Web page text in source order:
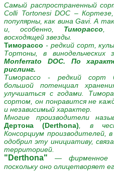
Самый распространенный
Colli Tortonesi DOC –
популярны, как вина Gavi. А
и, особенно, Тиморассо ,
восходящей звезды.
Тиморассо - редкий сорт,
Тортоны, в винодельческих
Monferrato DOC. По
рислинг.
Тиморассо - редкий сорт
большой потенциал
улучшаться с годами.
сортом, он понравится не
и независимый характер.
Многие производители
Дертона (Derthona) , в
Консорциум производителей,
одобрил эту инициативу,
территорией.
"Derthona" — фирменное
поскольку оно олицетворяет